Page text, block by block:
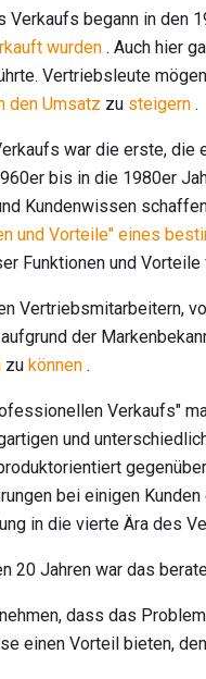
Verkaufs begann in den
wurden . Auch hier
Vertriebsleute
den Umsatz zu steigern .
war die erste,
bis in die 1980er
Kundenwissen
und Vorteile" eines
Funktionen und
Vertriebsmitarbeitern,
der
zu können .
Verkaufs"
und
bei einigen
in die vierte Ära des
20 Jahren war das
dass das
einen Vorteil bieten,